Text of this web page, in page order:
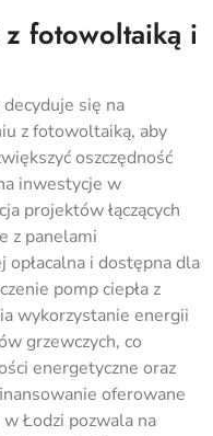
fotowoltaiką i
się na
z fotowoltaiką, aby
oszczędność
inwestycje w
projektów łączących
z panelami
i dostępna dla
pomp ciepła z
wykorzystanie energii
grzewczych, co
energetyczne oraz
oferowane
Łodzi pozwala na